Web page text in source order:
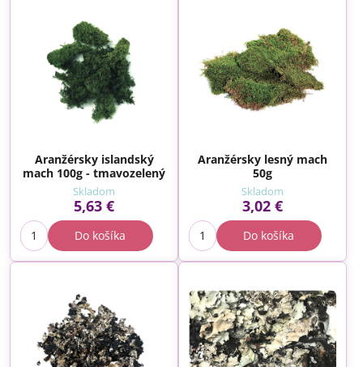
Aranžérsky islandský
mach 100g - tmavozelený
Skladom
5,63 €
Do košíka
Aranžérsky lesný mach
50g
Skladom
3,02 €
Do košíka